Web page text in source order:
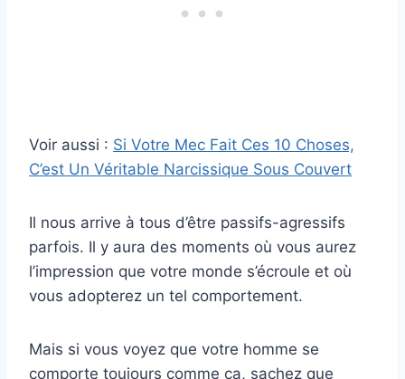
Voir aussi : Si Votre Mec Fait Ces 10 Choses,
C’est Un Véritable Narcissique Sous Couvert
Il nous arrive à tous d’être passifs-agressifs
parfois. Il y aura des moments où vous aurez
l’impression que votre monde s’écroule et où
vous adopterez un tel comportement.
Mais si vous voyez que votre homme se
comporte toujours comme ça, sachez que